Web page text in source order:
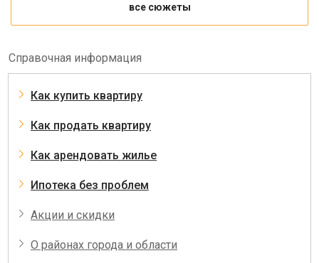
все сюжеты
Справочная информация
Как купить квартиру
Как продать квартиру
Как арендовать жилье
Ипотека без проблем
Акции и скидки
О районах города и области